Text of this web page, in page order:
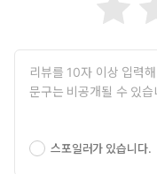
설령 불행해진다 해도
윤수에게는 사랑이자
소아마비를 앓고 한쪽
라 불리는 할아버지다.
윤수에게 알려 주고, 윤
바라본다. 가난한 집안
스포일러가 있습니다.